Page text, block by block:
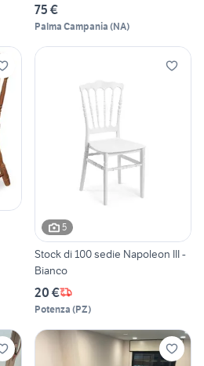
75 €
Palma Campania (NA)
5
Stock di 100 sedie Napoleon III -
Bianco
20 €
Potenza (PZ)